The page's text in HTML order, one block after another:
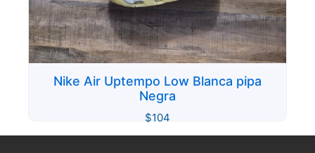
Nike Air Uptempo Low Blanca pipa
Negra
$104